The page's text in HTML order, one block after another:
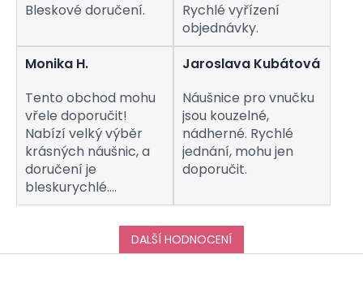
Bleskové doručení.
Rychlé vyřízení
objednávky.
Monika H.
Tento obchod mohu
vřele doporučit!
Nabízí velký výběr
krásných náušnic, a
doručení je
bleskurychlé.
Komunikaci s
obchodem hodnotím
taktéž na jedničku!
Děkuji za vše, a určitě
Jaroslava Kubátová
Náušnice pro vnučku
jsou kouzelné,
nádherné. Rychlé
jednání, mohu jen
doporučit.
DALŠÍ HODNOCENÍ
Z